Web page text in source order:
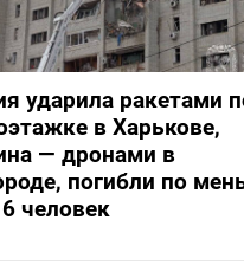
ударила ракетами
в Харькове,
— дронами в
погибли по
человек